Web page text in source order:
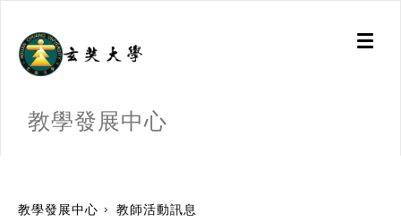
Toggle
教學發展中心
教學發展中心 教師活動訊息